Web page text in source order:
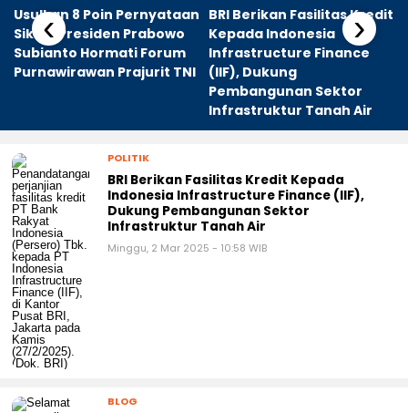
Usulkan 8 Poin Pernyataan
Sikap, Presiden Prabowo
Subianto Hormati Forum
Purnawirawan Prajurit TNI
BRI Berikan Fasilitas Kredit
Kepada Indonesia
Infrastructure Finance
(IIF), Dukung
Pembangunan Sektor
Infrastruktur Tanah Air
‹ ›
POLITIK
BRI Berikan Fasilitas Kredit Kepada
Indonesia Infrastructure Finance (IIF),
Dukung Pembangunan Sektor
Infrastruktur Tanah Air
Minggu, 2 Mar 2025 - 10:58 WIB
BLOG